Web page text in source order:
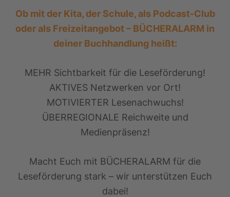
Ob mit der Kita, der Schule, als Podcast-Club
oder als Freizeitangebot – BÜCHERALARM in
deiner Buchhandlung heißt:
MEHR Sichtbarkeit für die Leseförderung!
AKTIVES Netzwerken vor Ort!
MOTIVIERTER Lesenachwuchs!
ÜBERREGIONALE Reichweite und
Medienpräsenz!
Macht Euch mit BÜCHERALARM für die
Leseförderung stark – wir unterstützen Euch
dabei!